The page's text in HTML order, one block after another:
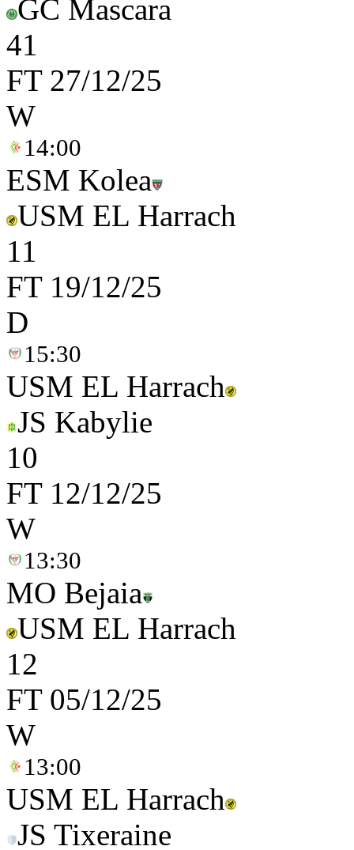
GC Mascara
41
FT 27/12/25
W
14:00
ESM Kolea
USM EL Harrach
11
FT 19/12/25
D
15:30
USM EL Harrach
JS Kabylie
10
FT 12/12/25
W
13:30
MO Bejaia
USM EL Harrach
12
FT 05/12/25
W
13:00
USM EL Harrach
JS Tixeraine